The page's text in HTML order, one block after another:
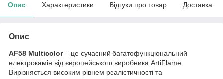
Опис Характеристики Відгуки про товар Доставка
Опис
AF58 Multicolor– це сучасний багатофункціональний
електрокамін від європейського виробника ArtiFlame.
Вирізняється високим рівнем реалістичності та